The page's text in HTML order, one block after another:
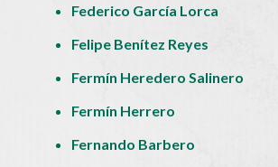
Federico García Lorca
Felipe Benítez Reyes
Fermín Heredero Salinero
Fermín Herrero
Fernando Barbero